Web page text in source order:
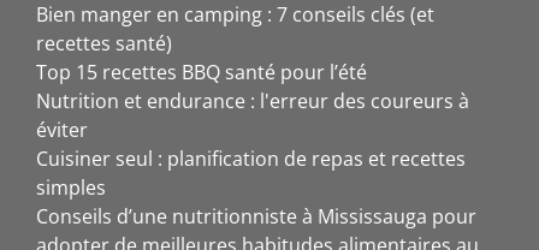
Bien manger en camping : 7 conseils clés (et
recettes santé)
Top 15 recettes BBQ santé pour l’été
Nutrition et endurance : l'erreur des coureurs à
éviter
Cuisiner seul : planification de repas et recettes
simples
Conseils d’une nutritionniste à Mississauga pour